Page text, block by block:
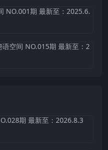
NO.001期 最新至：2025.6.
语空间 NO.015期 最新至：2
期 最新至：2026.8.3